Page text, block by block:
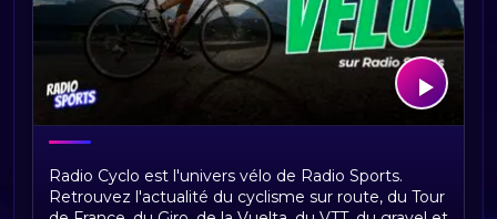
Bienvenue sur Radio Cyclo, votre
univers vélo
Radio Cyclo est l'univers vélo de Radio Sports.
Retrouvez l'actualité du cyclisme sur route, du Tour